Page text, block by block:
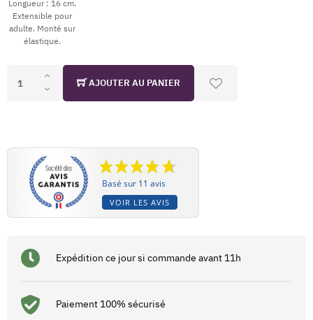
Longueur : 16 cm.
Extensible pour
adulte. Monté sur
élastique.
AJOUTER AU PANIER
Basé sur 11 avis
VOIR LES AVIS
Expédition ce jour si commande avant 11h
Paiement 100% sécurisé